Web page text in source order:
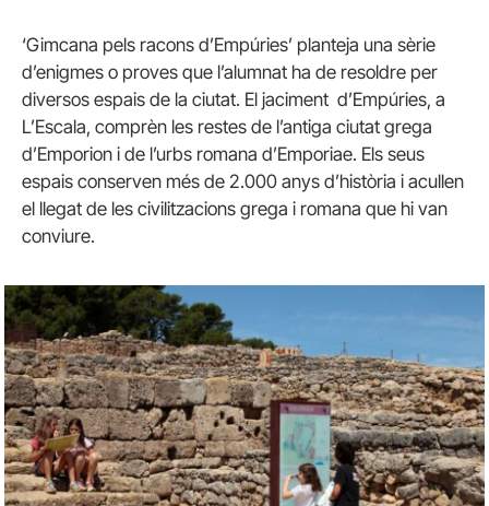
‘Gimcana pels racons d’Empúries’ planteja una sèrie
d’enigmes o proves que l’alumnat ha de resoldre per
diversos espais de la ciutat. El jaciment d’Empúries, a
L’Escala, comprèn les restes de l’antiga ciutat grega
d’Emporion i de l’urbs romana d’Emporiae. Els seus
espais conserven més de 2.000 anys d’història i acullen
el llegat de les civilitzacions grega i romana que hi van
conviure.